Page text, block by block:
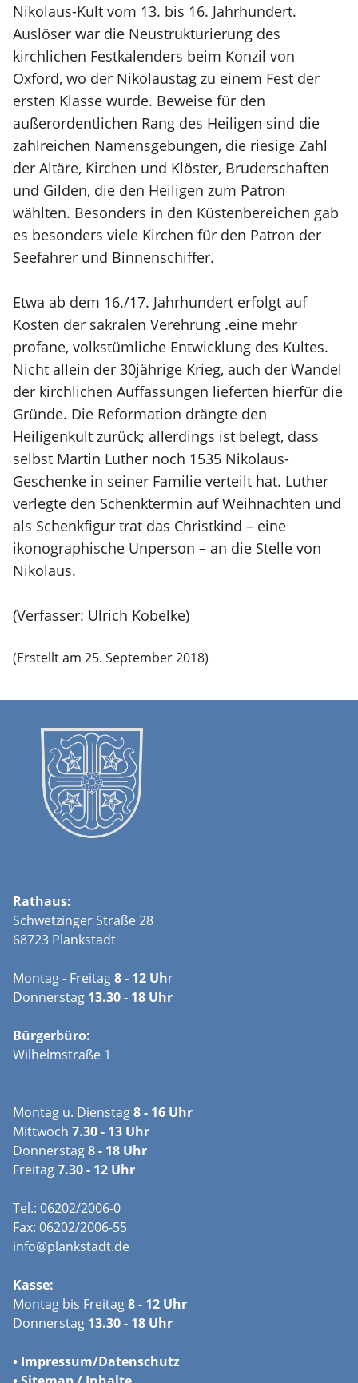
Nikolaus-Kult vom 13. bis 16. Jahrhundert.
Auslöser war die Neustrukturierung des
kirchlichen Festkalenders beim Konzil von
Oxford, wo der Nikolaustag zu einem Fest der
ersten Klasse wurde. Beweise für den
außerordentlichen Rang des Heiligen sind die
zahlreichen Namensgebungen, die riesige Zahl
der Altäre, Kirchen und Klöster, Bruderschaften
und Gilden, die den Heiligen zum Patron
wählten. Besonders in den Küstenbereichen gab
es besonders viele Kirchen für den Patron der
Seefahrer und Binnenschiffer.
Etwa ab dem 16./17. Jahrhundert erfolgt auf
Kosten der sakralen Verehrung .eine mehr
profane, volkstümliche Entwicklung des Kultes.
Nicht allein der 30jährige Krieg, auch der Wandel
der kirchlichen Auffassungen lieferten hierfür die
Gründe. Die Reformation drängte den
Heiligenkult zurück; allerdings ist belegt, dass
selbst Martin Luther noch 1535 Nikolaus-
Geschenke in seiner Familie verteilt hat. Luther
verlegte den Schenktermin auf Weihnachten und
als Schenkfigur trat das Christkind – eine
ikonographische Unperson – an die Stelle von
Nikolaus.
(Verfasser: Ulrich Kobelke)
(Erstellt am 25. September 2018)
Rathaus:
Schwetzinger Straße 28
68723 Plankstadt
Montag - Freitag8 - 12 Uhr
Donnerstag 13.30 - 18 Uhr
Bürgerbüro:
Wilhelmstraße 1
Montag u. Dienstag8 - 16 Uhr
Mittwoch 7.30 - 13 Uhr
Donnerstag8 - 18 Uhr
Freitag7.30 - 12 Uhr
Tel.: 06202/2006-0
Fax: 06202/2006-55
info@plankstadt.de
Kasse:
Montag bis Freitag8 - 12 Uhr
Donnerstag 13.30 - 18 Uhr
• Impressum/Datenschutz